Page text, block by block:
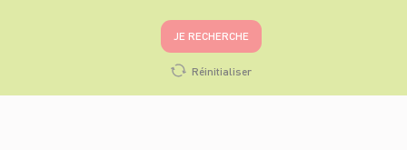
JE RECHERCHE
Réinitialiser